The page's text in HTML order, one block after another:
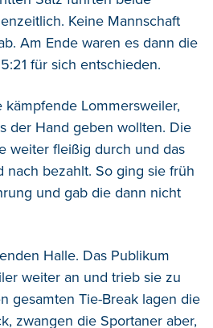
Keine Mannschaft
Am Ende waren es dann die
für sich entschieden.
Lommersweiler,
der Hand geben wollten. Die
weiter fleißig durch und das
nach bezahlt. So ging sie früh
und gab die dann nicht
Halle. Das Publikum
weiter an und trieb sie zu
gesamten Tie-Break lagen die
zwangen die Sportaner aber,